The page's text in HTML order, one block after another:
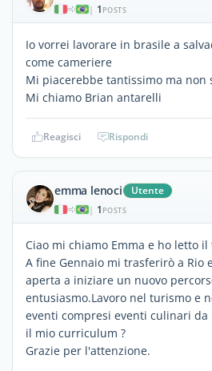
| 1 POSTS
Io vorrei lavorare in brasile a
come cameriere
Mi piacerebbe tantissimo ma non
Mi chiamo Brian antarelli
Reagisci Rispondi
emma lenoci Utente
| 1 POSTS
Ciao mi chiamo Emma e ho letto il
A fine Gennaio mi trasferirò a Rio
aperta a iniziare un nuovo
entusiasmo.Lavoro nel turismo e
eventi compresi eventi culinari
il mio curriculum ?
Grazie per l'attenzione.